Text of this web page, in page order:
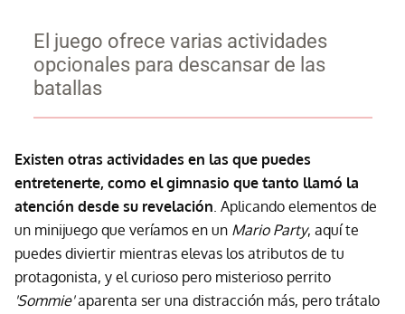
El juego ofrece varias actividades
opcionales para descansar de las
batallas
Existen otras actividades en las que puedes
entretenerte, como el gimnasio que tanto llamó la
atención desde su revelación. Aplicando elementos de
un minijuego que veríamos en un Mario Party, aquí te
puedes diviertir mientras elevas los atributos de tu
protagonista, y el curioso pero misterioso perrito
'Sommie'aparenta ser una distracción más, pero trátalo